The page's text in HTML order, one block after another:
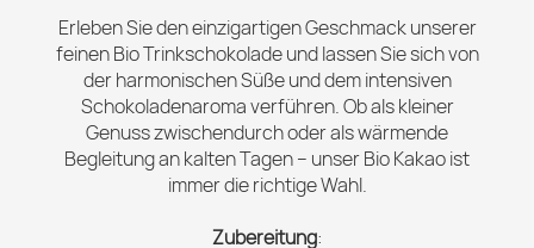
Erleben Sie den einzigartigen Geschmack unserer
feinen Bio Trinkschokolade und lassen Sie sich von
der harmonischen Süße und dem intensiven
Schokoladenaroma verführen. Ob als kleiner
Genuss zwischendurch oder als wärmende
Begleitung an kalten Tagen – unser Bio Kakao ist
immer die richtige Wahl.
Zubereitung: